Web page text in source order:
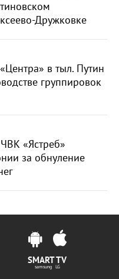
Дружковке
в тыл. Путин
группировок
«Ястреб»
за обнуление
SMART TV
samsung LG